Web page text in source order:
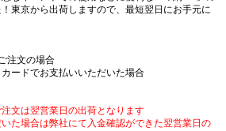
東京から出荷しますので、最短翌日にお手元に
注文の場合
ードでお支払いいただいた場合
文は翌営業日の出荷となります
た場合は弊社にて入金確認ができた翌営業日の